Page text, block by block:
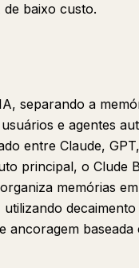
baixo custo.
separando a
e agentes
entre Claude,
principal, o Clude
memórias
baseada